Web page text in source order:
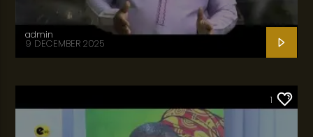
admin
9 DECEMBER 2025
1